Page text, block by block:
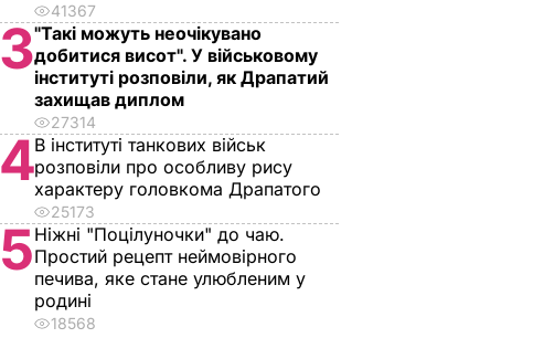
41367
3"Такі можуть неочікувано
добитися висот". У військовому
інституті розповіли, як Драпатий
захищав диплом
27314
4В інституті танкових військ
розповіли про особливу рису
характеру головкома Драпатого
25173
5Ніжні "Поцілуночки" до чаю.
Простий рецепт неймовірного
печива, яке стане улюбленим у
родині
18568